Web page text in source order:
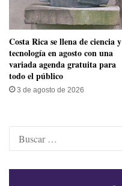
​Costa Rica se llena de ciencia y
tecnología en agosto con una
variada agenda gratuita para
todo el público
3 de agosto de 2026